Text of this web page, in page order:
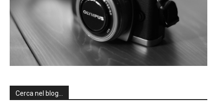
Cerca nel blog…